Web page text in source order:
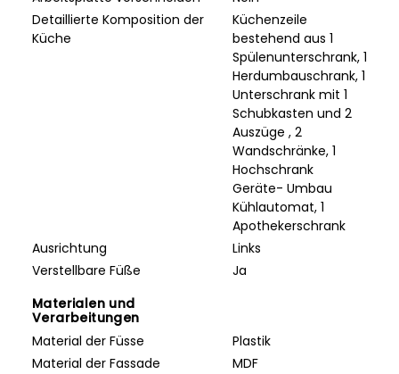
Detaillierte Komposition der
Küche
Küchenzeile
bestehend aus 1
Spülenunterschrank, 1
Herdumbauschrank, 1
Unterschrank mit 1
Schubkasten und 2
Auszüge , 2
Wandschränke, 1
Hochschrank
Geräte- Umbau
Kühlautomat, 1
Apothekerschrank
Ausrichtung
Links
Verstellbare Füße
Ja
Materialen und
Verarbeitungen
Material der Füsse
Plastik
Material der Fassade
MDF